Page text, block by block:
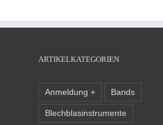
ARTIKELKATEGORIEN
Anmeldung + Bands
Blechblasinstrumente